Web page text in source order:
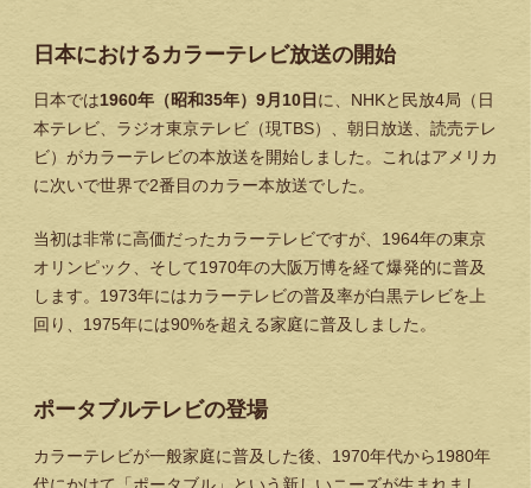
日本におけるカラーテレビ放送の開始
日本では1960年（昭和35年）9月10日 に、NHKと民放4局（日
本テレビ、ラジオ東京テレビ（現TBS）、朝日放送、読売テレ
ビ）がカラーテレビの本放送を開始しました。これはアメリカ
に次いで世界で2番目のカラー本放送でした。
当初は非常に高価だったカラーテレビですが、1964年の東京
オリンピック、そして1970年の大阪万博を経て爆発的に普及
します。1973年にはカラーテレビの普及率が白黒テレビを上
回り、1975年には90%を超える家庭に普及しました。
ポータブルテレビの登場
カラーテレビが一般家庭に普及した後、1970年代から1980年
代にかけて「ポータブル」という新しいニーズが生まれまし